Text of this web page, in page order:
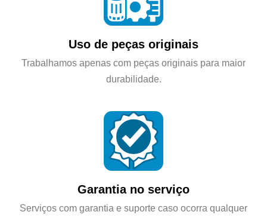
Uso de peças originais
Trabalhamos apenas com peças originais para maior
durabilidade.
Garantia no serviço
Serviços com garantia e suporte caso ocorra qualquer